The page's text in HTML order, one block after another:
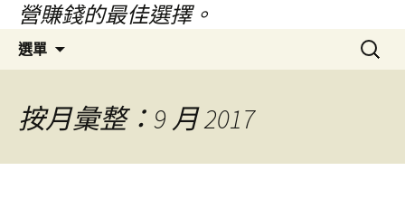
營賺錢的最佳選擇。
選單
容
區
搜
尋
按月彙整：9 月 2017